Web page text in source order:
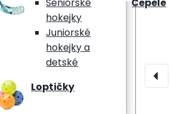
hokejky
Juniorské
hokejky a
detské
Loptičky